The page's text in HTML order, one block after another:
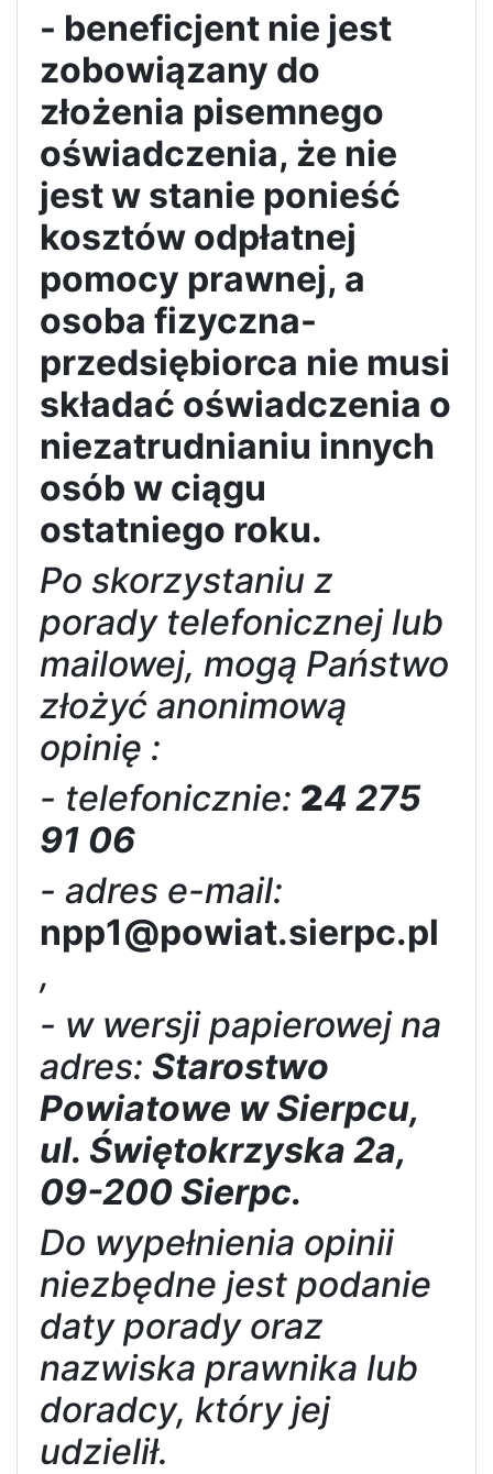
- beneficjent nie jest
zobowiązany do
złożenia pisemnego
oświadczenia, że nie
jest w stanie ponieść
kosztów odpłatnej
pomocy prawnej, a
osoba fizyczna-
przedsiębiorca nie musi
składać oświadczenia o
niezatrudnianiu innych
osób w ciągu
ostatniego roku.
Po skorzystaniu z
porady telefonicznej lub
mailowej, mogą Państwo
złożyć anonimową
opinię :
- telefonicznie: 24 275
91 06
- adres e-mail:
npp1@powiat.sierpc.pl
,
- w wersji papierowej na
adres: Starostwo
Powiatowe wSierpcu,
ul. Świętokrzyska 2a,
09-200 Sierpc.
Do wypełnienia opinii
niezbędne jest podanie
daty porady oraz
nazwiska prawnika lub
doradcy, który jej
udzielił.